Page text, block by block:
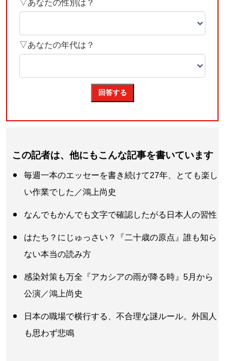
この記者は、他にもこんな記事を書いています
毎週一本のエッセーを書き続けて27年、とても楽し
い作業でした／鴻上尚史
なんでもかんでも文字で確認したがる日本人の習性
はたち？にじゅっさい？『二十歳の原点』誰も知ら
ない本当の読み方
感染対策も万全『アカシアの雨が降る時』5月から
公演／鴻上尚史
日本の職場で横行する、不合理な謎ルール。外国人
も思わず悲鳴